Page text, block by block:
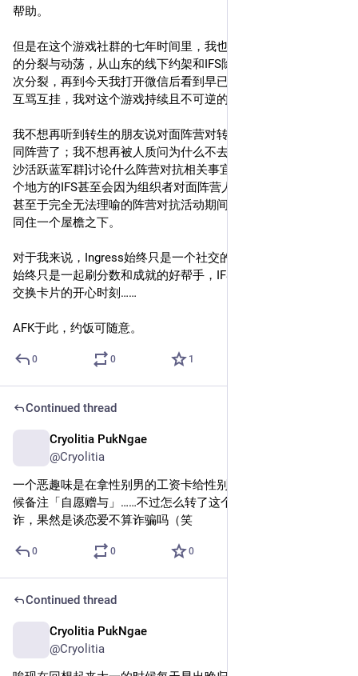
帮助。
但是在这个游戏社群的七年时间里，我也的确目睹了越来越多
的分裂与动荡，从山东的线下约架和IFS除籍，到长沙社群的数
次分裂，再到今天我打开微信后看到早已无聊到厌倦的公众号
互骂互挂，我对这个游戏持续且不可逆的越发失望。
我不想再听到转生的朋友说对面阵营对转生者极不友好被迫转
同阵营了；我不想再被人质问为什么不去一个根本不存在的[长
沙活跃蓝军群]讨论什么阵营对抗相关事宜了；我不想再看到一
个地方的IFS甚至会因为组织者对面阵营人数不够而被迫取消……
甚至于完全无法理喻的阵营对抗活动期间不同阵营的特工不能
同住一个屋檐之下。
对于我来说，Ingress始终只是一个社交的平台，不同阵营玩家
始终只是一起刷分数和成就的好帮手，IFS的目的始终是约饭和
交换卡片的开心时刻……
AFK于此，约饭可随意。
0 0 1
Continued thread
Cryolitia PukNgae
@Cryolitia
一个恶趣味是在拿性别男的工资卡给性别女的银行卡转钱的时
候备注「自愿赠与」……不过怎么转了这个多大额都没触发反
诈，果然是谈恋爱不算诈骗吗（笑
0 0 0
Continued thread
Cryolitia PukNgae
@Cryolitia